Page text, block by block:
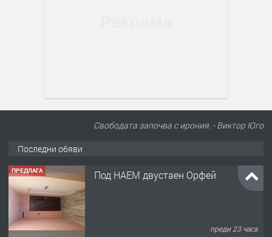
Свободата започва с ирония. - Виктор Юго
Последни обяви
ПРЕДЛАГА Под НАЕМ двустаен Орфей
преди 23 часа